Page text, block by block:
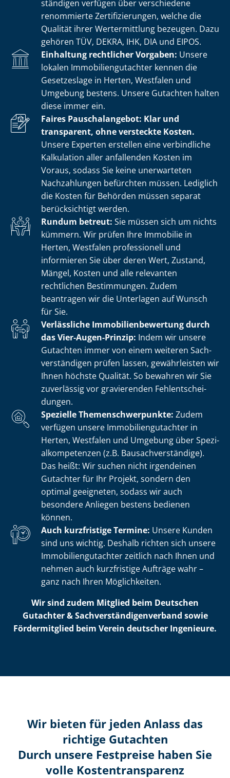
stän­di­gen verfügen über verschiedene
renommierte Zer­ti­fi­zie­run­gen, welche die
Qualität ihrer Wertermittlung bezeugen. Dazu
gehören TÜV, DEKRA, IHK, DIA und EIPOS.
Einhaltung rechtlicher Vorgaben: Unsere
lokalen Im­mo­bi­li­en­gut­ach­ter kennen die
Gesetzeslage in Herten, Westfalen und
Umgebung bestens. Unsere Gutachten halten
diese immer ein.
Faires Pauschalangebot: Klar und
transparent, ohne versteckte Kosten.
Unsere Experten erstellen eine verbindliche
Kalkulation aller anfallenden Kosten im
Voraus, sodass Sie keine unerwarteten
Nachzahlungen befürchten müssen. Lediglich
die Kosten für Behörden müssen separat
berücksichtigt werden.
Rundum betreut: Sie müssen sich um nichts
kümmern. Wir prüfen Ihre Immobilie in
Herten, Westfalen professionell und
informieren Sie über deren Wert, Zustand,
Mängel, Kosten und alle relevanten
rechtlichen Bestimmungen. Zudem
beantragen wir die Unterlagen auf Wunsch
für Sie.
Verlässliche Im­mo­bi­li­en­be­wer­tung durch
das Vier-Augen-Prinzip: Indem wir unsere
Gutachten immer von einem weiteren Sach­
ver­stän­di­gen prüfen lassen, gewährleisten wir
Ihnen höchste Qualität. So bewahren wir Sie
zuverlässig vor gravierenden Fehl­ent­schei­
dun­gen.
Spezielle The­men­schwer­punk­te: Zudem
verfügen unsere Im­mo­bi­li­en­gut­ach­ter in
Herten, Westfalen und Umgebung über Spe­zi­
al­kom­pe­ten­zen (z.B. Bau­sach­ver­stän­di­ge).
Das heißt: Wir suchen nicht irgendeinen
Gutachter für Ihr Projekt, sondern den
optimal geeigneten, sodass wir auch
besondere Anliegen bestens bedienen
können.
Auch kurzfristige Termine: Unsere Kunden
sind uns wichtig. Deshalb richten sich unsere
Im­mo­bi­li­en­gut­ach­ter zeitlich nach Ihnen und
nehmen auch kurzfristige Aufträge wahr –
ganz nach Ihren Möglichkeiten.
Wir sind zudem Mitglied beim Deutschen
Gutachter & Sach­ver­stän­di­gen­ver­band sowie
Fördermitglied beim Verein deutscher Ingenieure.
Wir bieten für jeden Anlass das
richtige Gutachten
Durch unsere Festpreise haben Sie
volle Kosten­transparenz